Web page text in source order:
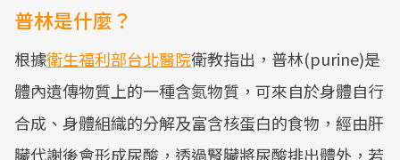
普林是什麼？
根據衛生福利部台北醫院衛教指出，普林(purine)是
體內遺傳物質上的一種含氮物質，可來自於身體自行
合成、身體組織的分解及富含核蛋白的食物，經由肝
臟代謝後會形成尿酸，透過腎臟將尿酸排出體外，若